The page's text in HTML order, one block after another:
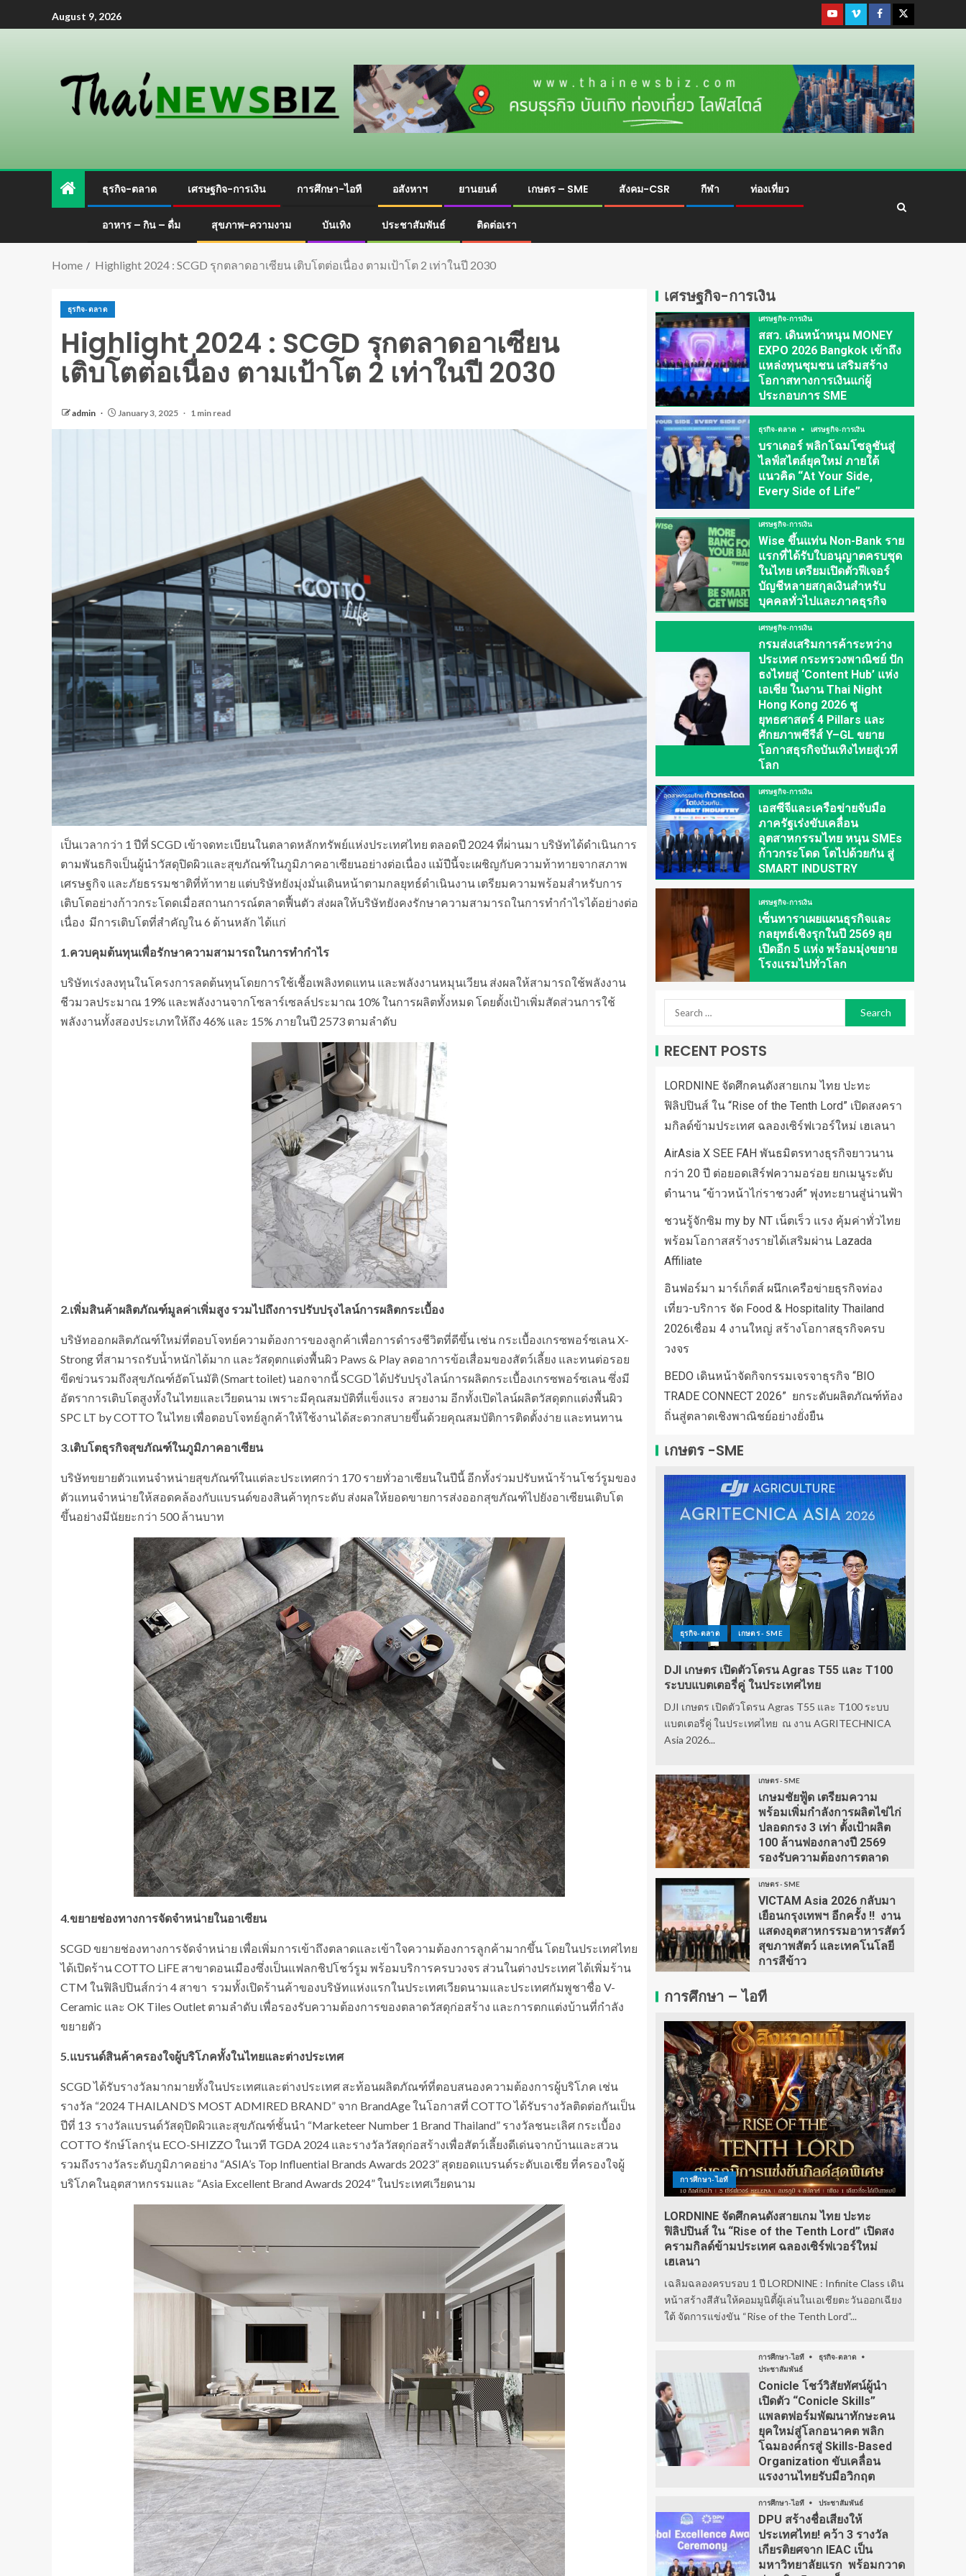
August 9, 2026
ธุรกิจ-ตลาด เศรษฐกิจ-การเงิน การศึกษา-ไอที อสังหาฯ ยานยนต์ เกษตร – SME สังคม-CSR กีฬา ท่องเที่ยว
อาหาร – กิน – ดื่ม สุขภาพ-ความงาม บันเทิง ประชาสัมพันธ์ ติดต่อเรา
Home Highlight 2024 : SCGD รุกตลาดอาเซียน เติบโตต่อเนื่อง ตามเป้าโต 2 เท่าในปี 2030
ธุรกิจ-ตลาด
Highlight 2024 : SCGD รุกตลาดอาเซียน
เติบโตต่อเนื่อง ตามเป้าโต 2 เท่าในปี 2030
admin January 3, 2025 1 min read
เป็นเวลากว่า 1 ปีที่ SCGD เข้าจดทะเบียนในตลาดหลักทรัพย์แห่งประเทศไทย ตลอดปี 2024 ที่ผ่านมา บริษัทได้ดำเนินการ
ตามพันธกิจเป็นผู้นำวัสดุปิดผิวและสุขภัณฑ์ในภูมิภาคอาเซียนอย่างต่อเนื่อง แม้ปีนี้จะเผชิญกับความท้าทายจากสภาพ
เศรษฐกิจ และภัยธรรมชาติที่ท้าทาย แต่บริษัทยังมุ่งมั่นเดินหน้าตามกลยุทธ์ดำเนินงาน เตรียมความพร้อมสำหรับการ
เติบโตอย่างก้าวกระโดดเมื่อสถานการณ์ตลาดฟื้นตัว ส่งผลให้บริษัทยังคงรักษาความสามารถในการทำกำไรได้อย่างต่อ
เนื่อง มีการเติบโตที่สำคัญใน 6 ด้านหลัก ได้แก่
1.ควบคุมต้นทุนเพื่อรักษาความสามารถในการทำกำไร
บริษัทเร่งลงทุนในโครงการลดต้นทุนโดยการใช้เชื้อเพลิงทดแทน และพลังงานหมุนเวียน ส่งผลให้สามารถใช้พลังงาน
ชีวมวลประมาณ 19% และพลังงานจากโซลาร์เซลล์ประมาณ 10% ในการผลิตทั้งหมด โดยตั้งเป้าเพิ่มสัดส่วนการใช้
พลังงานทั้งสองประเภทให้ถึง 46% และ 15% ภายในปี 2573 ตามลำดับ
2.เพิ่มสินค้าผลิตภัณฑ์มูลค่าเพิ่มสูง รวมไปถึงการปรับปรุงไลน์การผลิตกระเบื้อง
บริษัทออกผลิตภัณฑ์ใหม่ที่ตอบโจทย์ความต้องการของลูกค้าเพื่อการดำรงชีวิตที่ดีขึ้น เช่น กระเบื้องเกรซพอร์ซเลน X-
Strong ที่สามารถรับน้ำหนักได้มาก และวัสดุตกแต่งพื้นผิว Paws & Play ลดอาการข้อเสื่อมของสัตว์เลี้ยง และทนต่อรอย
ขีดข่วนรวมถึงสุขภัณฑ์อัตโนมัติ (Smart toilet) นอกจากนี้ SCGD ได้ปรับปรุงไลน์การผลิตกระเบื้องเกรซพอร์ซเลน ซึ่งมี
อัตราการเติบโตสูงทั้งในไทยและเวียดนาม เพราะมีคุณสมบัติที่แข็งแรง สวยงาม อีกทั้งเปิดไลน์ผลิตวัสดุตกแต่งพื้นผิว
SPC LT by COTTO ในไทย เพื่อตอบโจทย์ลูกค้าให้ใช้งานได้สะดวกสบายขึ้นด้วยคุณสมบัติการติดตั้งง่าย และทนทาน
3.เติบโตธุรกิจสุขภัณฑ์ในภูมิภาคอาเซียน
บริษัทขยายตัวแทนจำหน่ายสุขภัณฑ์ในแต่ละประเทศกว่า 170 รายทั่วอาเซียนในปีนี้ อีกทั้งร่วมปรับหน้าร้านโชว์รูมของ
ตัวแทนจำหน่ายให้สอดคล้องกับแบรนด์ของสินค้าทุกระดับ ส่งผลให้ยอดขายการส่งออกสุขภัณฑ์ไปยังอาเซียนเติบโต
ขึ้นอย่างมีนัยยะกว่า 500 ล้านบาท
4.ขยายช่องทางการจัดจำหน่ายในอาเซียน
SCGD ขยายช่องทางการจัดจำหน่าย เพื่อเพิ่มการเข้าถึงตลาดและเข้าใจความต้องการลูกค้ามากขึ้น โดยในประเทศไทย
ได้เปิดร้าน COTTO LiFE สาขาดอนเมืองซึ่งเป็นแฟลกชิปโชว์รูม พร้อมบริการครบวงจร ส่วนในต่างประเทศ ได้เพิ่มร้าน
CTM ในฟิลิปปินส์กว่า 4 สาขา รวมทั้งเปิดร้านค้าของบริษัทแห่งแรกในประเทศเวียดนามและประเทศกัมพูชาชื่อ V-
Ceramic และ OK Tiles Outlet ตามลำดับ เพื่อรองรับความต้องการของตลาดวัสดุก่อสร้าง และการตกแต่งบ้านที่กำลัง
ขยายตัว
5.แบรนด์สินค้าครองใจผู้บริโภคทั้งในไทยและต่างประเทศ
SCGD ได้รับรางวัลมากมายทั้งในประเทศและต่างประเทศ สะท้อนผลิตภัณฑ์ที่ตอบสนองความต้องการผู้บริโภค เช่น
รางวัล “2024 THAILAND’S MOST ADMIRED BRAND” จาก BrandAge ในโอกาสที่ COTTO ได้รับรางวัลติดต่อกันเป็น
ปีที่ 13 รางวัลแบรนด์วัสดุปิดผิวและสุขภัณฑ์ชั้นนำ “Marketeer Number 1 Brand Thailand” รางวัลชนะเลิศ กระเบื้อง
COTTO รักษ์โลกรุ่น ECO-SHIZZO ในเวที TGDA 2024 และรางวัลวัสดุก่อสร้างเพื่อสัตว์เลี้ยงดีเด่นจากบ้านและสวน
รวมถึงรางวัลระดับภูมิภาคอย่าง “ASIA’s Top Influential Brands Awards 2023” สุดยอดแบรนด์ระดับเอเชีย ที่ครองใจผู้
บริโภคในอุตสาหกรรมและ “Asia Excellent Brand Awards 2024” ในประเทศเวียดนาม
เศรษฐกิจ-การเงิน
เศรษฐกิจ-การเงิน
สสว. เดินหน้าหนุน MONEY
EXPO 2026 Bangkok เข้าถึง
แหล่งทุนชุมชน เสริมสร้าง
โอกาสทางการเงินแก่ผู้
ประกอบการ SME
ธุรกิจ-ตลาด เศรษฐกิจ-การเงิน
บราเดอร์ พลิกโฉมโซลูชันสู่
ไลฟ์สไตล์ยุคใหม่ ภายใต้
แนวคิด “At Your Side,
Every Side of Life”
เศรษฐกิจ-การเงิน
Wise ขึ้นแท่น Non-Bank ราย
แรกที่ได้รับใบอนุญาตครบชุด
ในไทย เตรียมเปิดตัวฟีเจอร์
บัญชีหลายสกุลเงินสำหรับ
บุคคลทั่วไปและภาคธุรกิจ
เศรษฐกิจ-การเงิน
กรมส่งเสริมการค้าระหว่าง
ประเทศ กระทรวงพาณิชย์ ปัก
ธงไทยสู่ ‘Content Hub’ แห่ง
เอเชีย ในงาน Thai Night
Hong Kong 2026 ชู
ยุทธศาสตร์ 4 Pillars และ
ศักยภาพซีรีส์ Y–GL ขยาย
โอกาสธุรกิจบันเทิงไทยสู่เวที
โลก
เศรษฐกิจ-การเงิน
เอสซีจีและเครือข่ายจับมือ
ภาครัฐเร่งขับเคลื่อน
อุตสาหกรรมไทย หนุน SMEs
ก้าวกระโดด โตไปด้วยกัน สู่
SMART INDUSTRY
เศรษฐกิจ-การเงิน
เซ็นทาราเผยแผนธุรกิจและ
กลยุทธ์เชิงรุกในปี 2569 ลุย
เปิดอีก 5 แห่ง พร้อมมุ่งขยาย
โรงแรมไปทั่วโลก
RECENT POSTS
LORDNINE จัดศึกคนดังสายเกม ไทย ปะทะ
ฟิลิปปินส์ ใน “Rise of the Tenth Lord” เปิดสงครา
มกิลด์ข้ามประเทศ ฉลองเซิร์ฟเวอร์ใหม่ เฮเลนา
AirAsia X SEE FAH พันธมิตรทางธุรกิจยาวนาน
กว่า 20 ปี ต่อยอดเสิร์ฟความอร่อย ยกเมนูระดับ
ตำนาน “ข้าวหน้าไก่ราชวงศ์” พุ่งทะยานสู่น่านฟ้า
ชวนรู้จักซิม my by NT เน็ตเร็ว แรง คุ้มค่าทั่วไทย
พร้อมโอกาสสร้างรายได้เสริมผ่าน Lazada
Affiliate
อินฟอร์มา มาร์เก็ตส์ ผนึกเครือข่ายธุรกิจท่อง
เที่ยว-บริการ จัด Food & Hospitality Thailand
2026เชื่อม 4 งานใหญ่ สร้างโอกาสธุรกิจครบ
วงจร
BEDO เดินหน้าจัดกิจกรรมเจรจาธุรกิจ “BIO
TRADE CONNECT 2026” ยกระดับผลิตภัณฑ์ท้อง
ถิ่นสู่ตลาดเชิงพาณิชย์อย่างยั่งยืน
เกษตร -SME
ธุรกิจ-ตลาด เกษตร - SME
DJI เกษตร เปิดตัวโดรน Agras T55 และ T100
ระบบแบตเตอรี่คู่ ในประเทศไทย
DJI เกษตร เปิดตัวโดรน Agras T55 และ T100 ระบบ
แบตเตอรี่คู่ ในประเทศไทย ณ งาน AGRITECHNICA
Asia 2026...
เกษตร - SME
เกษมชัยฟู้ด เตรียมความ
พร้อมเพิ่มกำลังการผลิตไข่ไก่
ปลอดกรง 3 เท่า ตั้งเป้าผลิต
100 ล้านฟองกลางปี 2569
รองรับความต้องการตลาด
เกษตร - SME
VICTAM Asia 2026 กลับมา
เยือนกรุงเทพฯ อีกครั้ง !! งาน
แสดงอุตสาหกรรมอาหารสัตว์
สุขภาพสัตว์ และเทคโนโลยี
การสีข้าว
การศึกษา – ไอที
การศึกษา-ไอที
LORDNINE จัดศึกคนดังสายเกม ไทย ปะทะ
ฟิลิปปินส์ ใน “Rise of the Tenth Lord” เปิดสง
ครามกิลด์ข้ามประเทศ ฉลองเซิร์ฟเวอร์ใหม่
เฮเลนา
เฉลิมฉลองครบรอบ 1 ปี LORDNINE : Infinite Class เดิน
หน้าสร้างสีสันให้คอมมูนิตี้ผู้เล่นในเอเชียตะวันออกเฉียง
ใต้ จัดการแข่งขัน “Rise of the Tenth Lord”...
การศึกษา-ไอที
ธุรกิจ-ตลาด
ประชาสัมพันธ์
Conicle โชว์วิสัยทัศน์ผู้นำ
เปิดตัว “Conicle Skills”
แพลตฟอร์มพัฒนาทักษะคน
ยุคใหม่สู่โลกอนาคต พลิก
โฉมองค์กรสู่ Skills-Based
Organization ขับเคลื่อน
แรงงานไทยรับมือวิกฤต
การศึกษา-ไอที ประชาสัมพันธ์
DPU สร้างชื่อเสียงให้
ประเทศไทย! คว้า 3 รางวัล
เกียรติยศจาก IEAC เป็น
มหาวิทยาลัยแรก พร้อมกวาด